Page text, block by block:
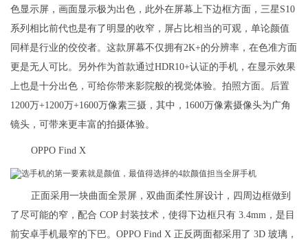
色显示屏，画面显示极为出色，此外在屏幕上下边框方面，三星S10
系列相比前代也是有了明显的收窄，屏占比相当的可观，单论颜值
同样是行业的佼佼者。这款屏幕不仅拥有2K+的分辨率，在色准方面
更是无人可比。另外作为首款通过HDR10+认证的手机，在显示效果
上也是十分出色，可给你带来影院般的视觉体验。拍照方面。后置
1200万+1200万+1600万像素三摄，其中，1600万像素摄像头为广角
镜头，可带来更丰富的拍摄体验。
OPPO Find X
正面采用一块曲面全景屏，双曲面柔性屏设计，四周边框做到
了尽可能的窄，配合 COP 封装技术，使得下边框只有 3.4mm，是目
前安卓手机最窄的下巴。OPPO Find X 正反两面都采用了 3D 玻璃，